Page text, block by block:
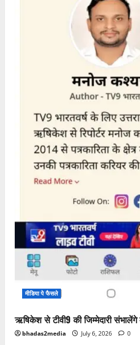
मीडिया पे फैसले
ऋषिकेश से टीवी9 की जिम्मेदारी
bhadas2media July 6, 2026 0